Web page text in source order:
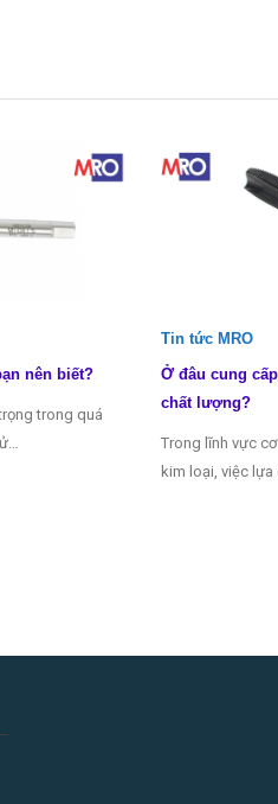
nên biết?
trong quá
Tin tức MRO
Ở đâu cung
chất lượng?
Trong lĩnh vực
kim loại, việc lựa